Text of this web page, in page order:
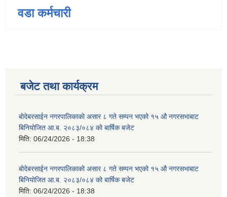
वडा कर्मचारी
बजेट तथा कार्यक्रम
बोदेबरसाईन नगरपालिकाको असार ८ गते सम्पन भएको १५ ‍‍‍औ नगरसभाबाट
बिनियोजित आ.ब. २०८३/०८४ को बार्षिक बजेट
मिति: 06/24/2026 - 18:38
बोदेबरसाईन नगरपालिकाको असार ८ गते सम्पन भएको १५ ‍‍‍औ नगरसभाबाट
बिनियोजित आ.ब. २०८३/०८४ को बार्षिक बजेट
मिति: 06/24/2026 - 18:38